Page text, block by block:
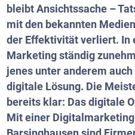
bleibt Ansichtssache –
mit den bekannten
der Effektivität verliert. In
Marketing ständig
jenes unter anderem
digitale Lösung. Die
bereits klar: Das digitale
Mit einer